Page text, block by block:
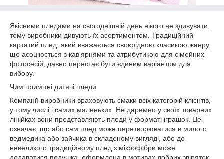
Якісними пледами на сьогоднішній день нікого не здивувати,
тому виробники дивують їх асортиментом. Традиційний
картатий плед, який вважається своєрідною класикою жанру,
що асоціюється з кав'ярнями та атрибутикою для сімейних
фотосесій, давно перестає бути єдиним варіантом для
вибору.
Чим примітні дитячі пледи
Компанії-виробники враховують смаки всіх категорій клієнтів,
у тому числі і самих маленьких. Не даремно у своїх товарних
лінійках вони представляють пледи у форматі іграшок. Це
означає, що або сам плед може перетворюватися в милого
ведмедика або зайчика в складеному вигляді, або до
невеликого традиційному плед з мікрофібри може